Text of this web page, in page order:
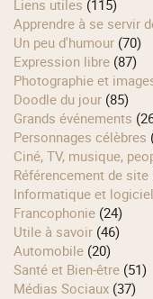
Liens utiles (115)
Apprendre à se servir
Un peu d'humour (70)
Expression libre (87)
Photographie et
Doodle du jour (85)
Grands événements
Personnages célèbres
Ciné, TV, musique,
Référencement de site
Informatique et
Francophonie (24)
Utile à savoir (46)
Automobile (20)
Santé et Bien-être (51)
Médias Sociaux (37)